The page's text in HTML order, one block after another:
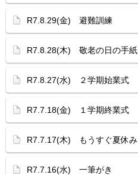
R7.8.29(金) 避難訓練
R7.8.28(木) 敬老の日の手紙
R7.8.27(水) ２学期始業式
R7.7.18(金) １学期終業式
R7.7.17(木) もうすぐ夏休み
R7.7.16(水) 一筆がき